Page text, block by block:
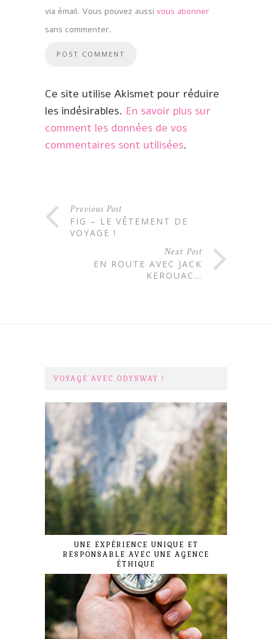
via émail. Vous pouvez aussi vous abonner
sans commenter.
Ce site utilise Akismet pour réduire
les indésirables. En savoir plus sur
comment les données de vos
commentaires sont utilisées.
Previous Post
FIG – LE VÊTEMENT DE
VOYAGE !
Next Post
EN ROUTE AVEC JACK
KEROUAC…
VOYAGE AVEC ODYSWAY !
UNE EXPÉRIENCE UNIQUE ET
RESPONSABLE AVEC UNE AGENCE
ÉTHIQUE